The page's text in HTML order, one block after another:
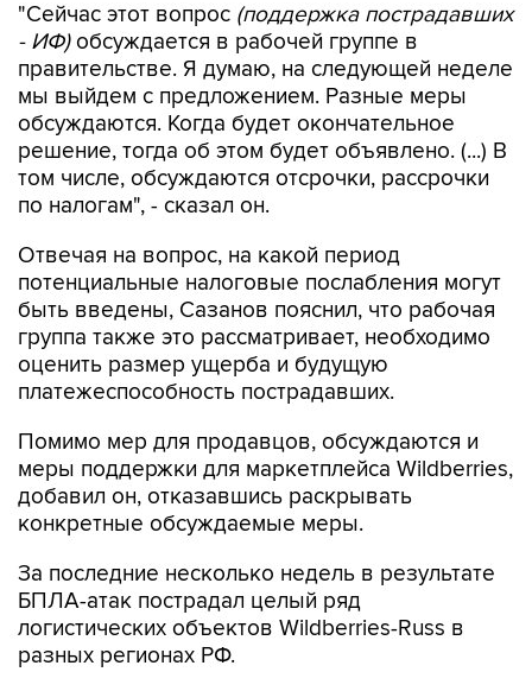
"Сейчас этот вопрос (поддержка пострадавших
- ИФ)обсуждается в рабочей группе в
правительстве. Я думаю, на следующей неделе
мы выйдем с предложением. Разные меры
обсуждаются. Когда будет окончательное
решение, тогда об этом будет объявлено. (...) В
том числе, обсуждаются отсрочки, рассрочки
по налогам", - сказал он.
Отвечая на вопрос, на какой период
потенциальные налоговые послабления могут
быть введены, Сазанов пояснил, что рабочая
группа также это рассматривает, необходимо
оценить размер ущерба и будущую
платежеспособность пострадавших.
Помимо мер для продавцов, обсуждаются и
меры поддержки для маркетплейса Wildberries,
добавил он, отказавшись раскрывать
конкретные обсуждаемые меры.
За последние несколько недель в результате
БПЛА-атак пострадал целый ряд
логистических объектов Wildberries-Russ в
разных регионах РФ.